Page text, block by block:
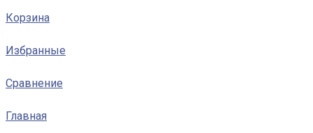
Корзина
Избранные
Сравнение
Главная